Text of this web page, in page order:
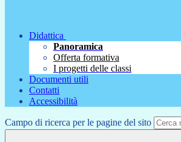
Didattica
Panoramica
Offerta formativa
I progetti delle classi
Documenti utili
Contatti
Accessibilità
Campo di ricerca per le pagine del sito